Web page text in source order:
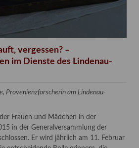
vergessen? –
im Dienste des Lindenau-
Provenienzforscherin am Lindenau-
Frauen und Mädchen in der
in der Generalversammlung der
Er wird jährlich am 11. Februar